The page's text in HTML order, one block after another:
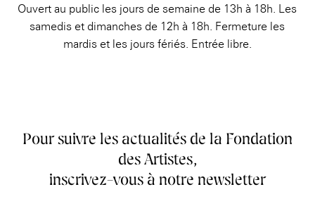
Ouvert au public les jours de semaine de 13h à 18h. Les
samedis et dimanches de 12h à 18h. Fermeture les
mardis et les jours fériés. Entrée libre.
Pour suivre les actualités de la Fondation
des Artistes,
inscrivez-vous à notre newsletter